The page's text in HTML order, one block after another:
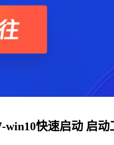
win10快速启动 启